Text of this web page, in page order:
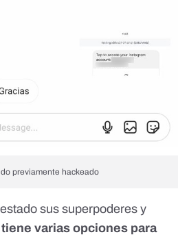
previamente hackeado
sus superpoderes y
varias opciones para